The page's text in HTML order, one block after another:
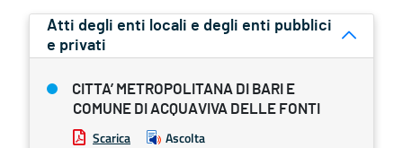
Atti degli enti locali e degli enti pubblici
e privati
CITTA’ METROPOLITANA DI BARI E
COMUNE DI ACQUAVIVA DELLE FONTI
Scarica Ascolta